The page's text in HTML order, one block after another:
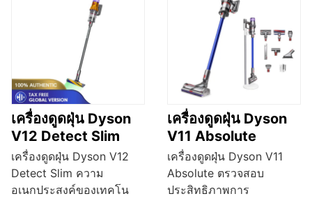
เครื่องดูดฝุ่น Dyson
V12 Detect Slim
เครื่องดูดฝุ่น Dyson V12
Detect Slim ความ
อเนกประสงค์ของเทคโน
เครื่องดูดฝุ่น Dyson
V11 Absolute
เครื่องดูดฝุ่น Dyson V11
Absolute ตรวจสอบ
ประสิทธิภาพการ